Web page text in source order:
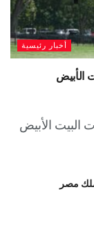
أخبار رئيسية
الأبيض
البيت الأبيض
مصر